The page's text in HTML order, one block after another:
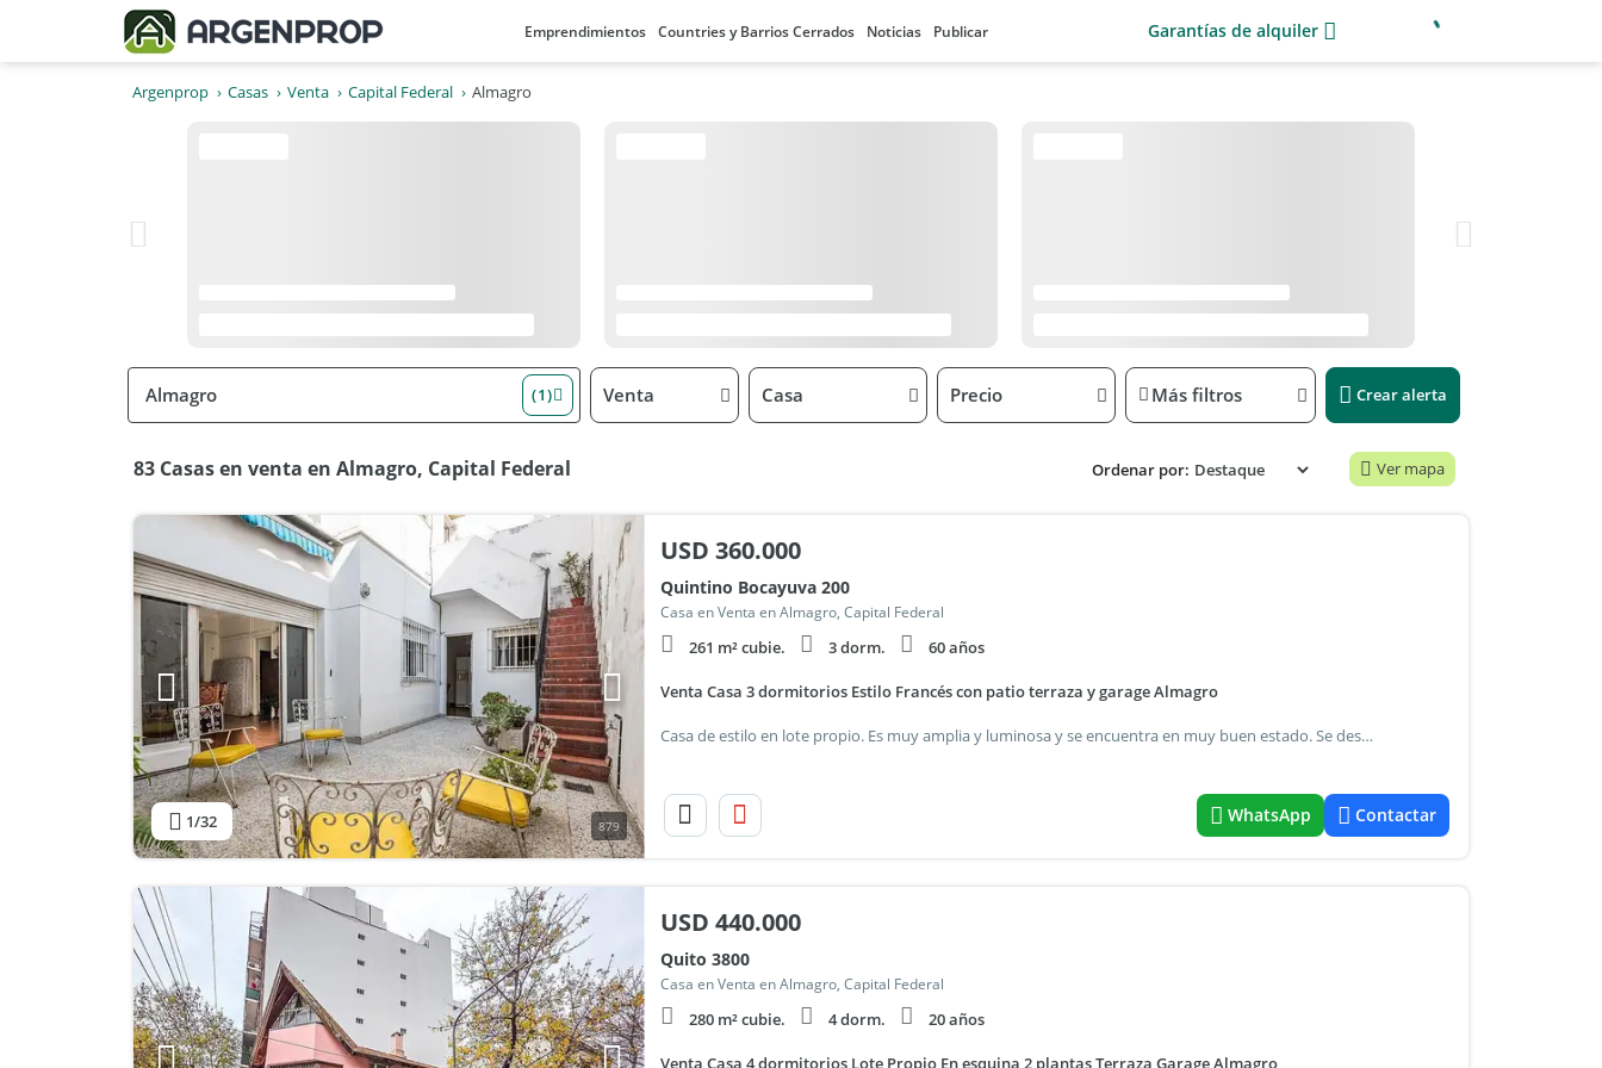
Emprendimientos Countries y Barrios Cerrados Noticias Publicar Garantías de alquiler
Argenprop Casas Venta Capital Federal Almagro
(1) Venta Casa Precio Más filtros Crear alerta
83 Casas en venta en Almagro, Capital Federal Ordenar por: Ver mapa
1/32 879
USD 360.000
Quintino Bocayuva 200
Casa en Venta en Almagro, Capital Federal
261 m² cubie. 3 dorm. 60 años
Venta Casa 3 dormitorios Estilo Francés con patio terraza y garage Almagro
Casa de estilo en lote propio. Es muy amplia y luminosa y se encuentra en muy buen estado. Se desarrolla en 2 plantas y posee patio, terraza y garage cubierto. Cuenta en su pb con un living y comedor, un escritorio, 1 toilette, y una amplia cocina con salida a un patio descubierto. En su planta alta, encontramos 3 dormitorios con placard, con salida a un balcón, y 2 baños completos. Lavadero y dependencias de servicio. Optima ubicación, cercano a rivadavia, subte línea a, zona colegios.
WhatsApp Contactar
USD 440.000
Quito 3800
Casa en Venta en Almagro, Capital Federal
280 m² cubie. 4 dorm. 20 años
Venta Casa 4 dormitorios Lote Propio En esquina 2 plantas Terraza Garage Almagro